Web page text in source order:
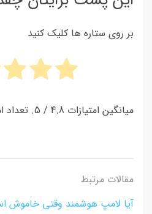
بر روی ستاره ها کلیک کنید
میانگین امتیازات 4.8 / 5. تعداد امتیازات
مقالات مرتبط
آیا لامپ هوشمند وقتی